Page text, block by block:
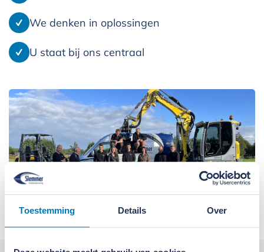
Toestemming Details Over
We denken in oplossingen
U staat bij ons centraal